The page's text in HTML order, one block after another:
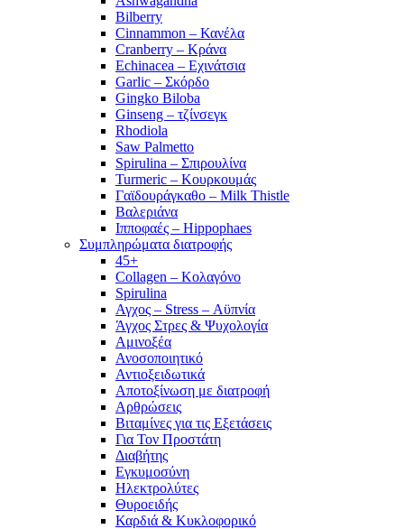
Bilberry
Cinnammon – Κανέλα
Cranberry – Κράνα
Echinacea – Εχινάτσια
Garlic – Σκόρδο
Gingko Biloba
Ginseng – τζίνσεγκ
Rhodiola
Saw Palmetto
Spirulina – Σπιρουλίνα
Turmeric – Κουρκουμάς
Γαϊδουράγκαθο – Milk Thistle
Βαλεριάνα
Ιπποφαές – Hippophaes
Συμπληρώματα διατροφής
45+
Collagen – Κολαγόνο
Spirulina
Αγχος – Stress – Αϋπνία
Άγχος Στρες & Ψυχολογία
Αμινοξέα
Ανοσοποιητικό
Αντιοξειδωτικά
Αποτοξίνωση με διατροφή
Αρθρώσεις
Βιταμίνες για τις Εξετάσεις
Για Τον Προστάτη
Διαβήτης
Εγκυμοσύνη
Ηλεκτρολύτες
Θυροειδής
Καρδιά & Κυκλοφορικό